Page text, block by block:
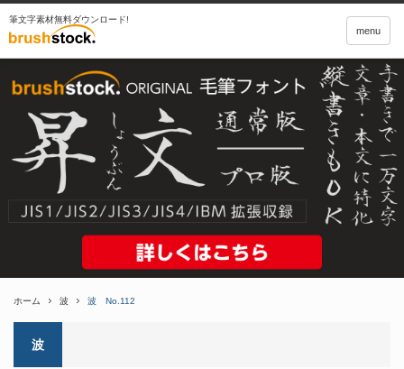
筆文字素材無料ダウンロード!
menu
ホーム 波 波 No.112
波